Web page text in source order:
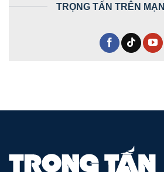
TRỌNG TẤN TRÊN